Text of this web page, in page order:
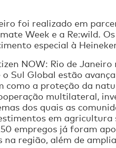
foi realizado em
Week e a Re:wild.
especial à
NOW: Rio de
Sul Global estão
como a proteção da
multilateral,
dos quais as
em
empregos já foram
região, além de